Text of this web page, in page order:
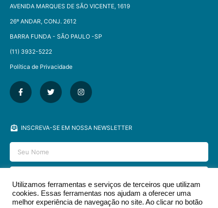
AVENIDA MARQUES DE SÃO VICENTE, 1619
26º ANDAR, CONJ. 2612
BARRA FUNDA - SÃO PAULO -SP​
(11) 3932-5222
Política de Privacidade
INSCREVA-SE EM NOSSA NEWSLETTER
ENVIAR
Utilizamos ferramentas e serviços de terceiros que utilizam
cookies. Essas ferramentas nos ajudam a oferecer uma
melhor experiência de navegação no site. Ao clicar no botão